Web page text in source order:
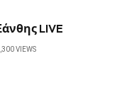
LIVE
VIEWS